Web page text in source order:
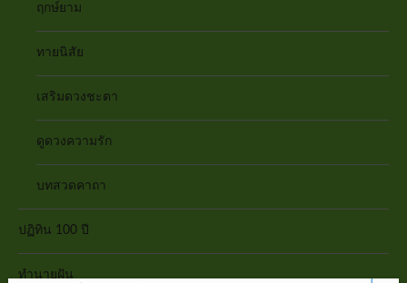
ฤกษ์ยาม
ทายนิสัย
เสริมดวงชะตา
ดูดวงความรัก
บทสวดคาถา
ปฏิทิน 100 ปี
ทำนายฝัน